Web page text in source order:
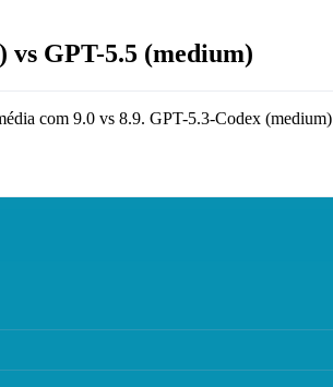
vs GPT-5.5 (medium)
com 9.0 vs 8.9. GPT-5.3-Codex (medium)